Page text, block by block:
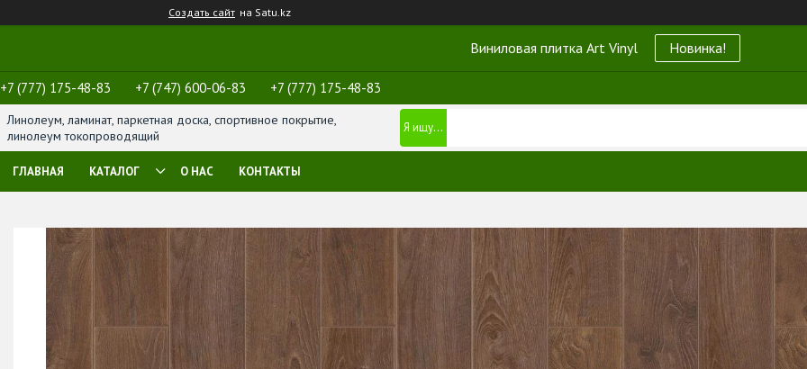
Создать сайт на Satu.kz
Виниловая плитка Art Vinyl Новинка!
+7 (777) 175-48-83 +7 (747) 600-06-83 +7 (777) 175-48-83
Линолеум, ламинат, паркетная доска, спортивное покрытие,
линолеум токопроводящий
ГЛАВНАЯ КАТАЛОГ О НАС КОНТАКТЫ